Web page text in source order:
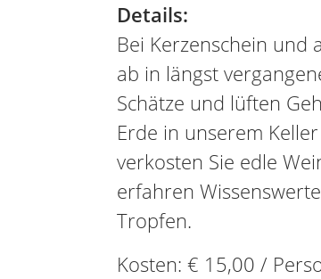
Details:
Bei Kerzenschein und
ab in längst
Schätze und lüften
Erde in unserem
verkosten Sie edle
erfahren
Tropfen.
Kosten: € 15,00 /